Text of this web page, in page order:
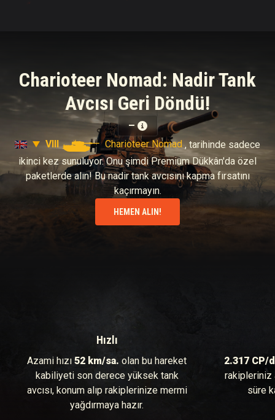
Charioteer Nomad: Nadir Tank
Avcısı Geri Döndü!
—
VIII
Charioteer Nomad, tarihinde sadece
ikinci kez sunuluyor. Onu şimdi Premium Dükkân'da özel
paketlerde alın! Bu nadir tank avcısını kapma fırsatını
kaçırmayın.
HEMEN ALIN!
Hızlı
Azami hızı 52 km/sa. olan bu hareket
kabiliyeti son derece yüksek tank
avcısı, konum alıp rakiplerinize mermi
yağdırmaya hazır.
2.317 CP/
rakipleriniz
süre